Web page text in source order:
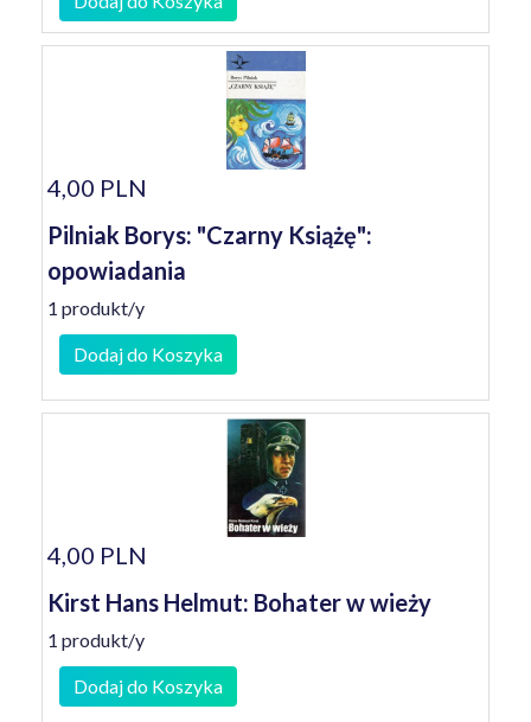
4,00 PLN
Pilniak Borys: "Czarny Książę":
opowiadania
1 produkt/y
Dodaj do Koszyka
4,00 PLN
Kirst Hans Helmut: Bohater w wieży
1 produkt/y
Dodaj do Koszyka